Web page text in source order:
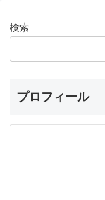
検索
プロフィール